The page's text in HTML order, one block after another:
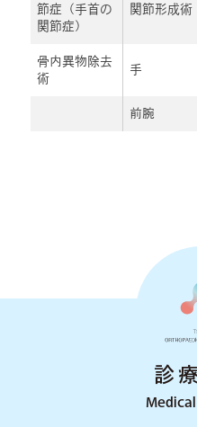
節症（手首の
関節症）
関節形成術
骨内異物除去
術
手
前腕
診